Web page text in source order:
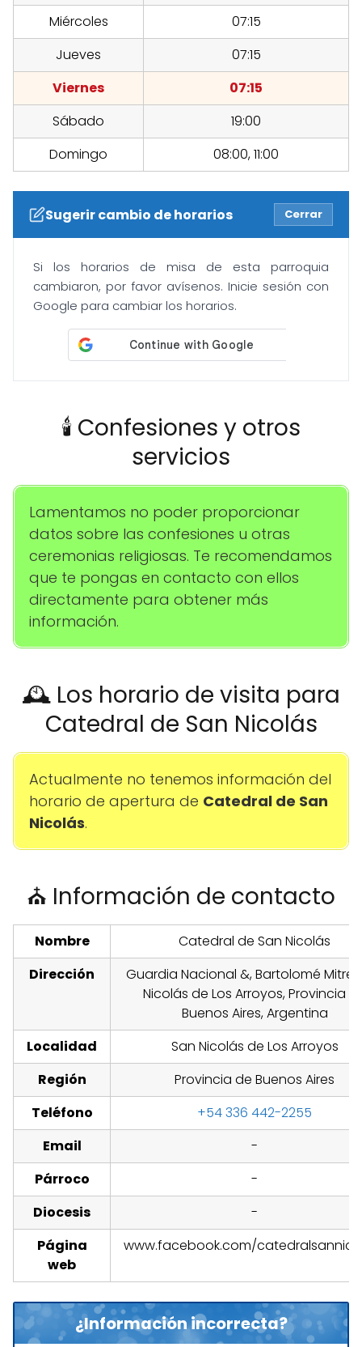
Miércoles
07:15
Jueves
07:15
Viernes
07:15
Sábado
19:00
Domingo
08:00, 11:00
Sugerir cambio de horarios Cerrar
Si los horarios de misa de esta parroquia
cambiaron, por favor avísenos. Inicie sesión con
Google para cambiar los horarios.
🕯️ Confesiones y otros
servicios
Lamentamos no poder proporcionar
datos sobre las confesiones u otras
ceremonias religiosas. Te recomendamos
que te pongas en contacto con ellos
directamente para obtener más
información.
🕰️ Los horario de visita para
Catedral de San Nicolás
Actualmente no tenemos información del
horario de apertura de Catedral de San
Nicolás.
⛪ Información de contacto
Nombre
Catedral de San Nicolás
Dirección
Guardia Nacional &, Bartolomé Mitre,
Nicolás de Los Arroyos, Provincia
Buenos Aires, Argentina
Localidad
San Nicolás de Los Arroyos
Región
Provincia de Buenos Aires
Teléfono
+54 336 442-2255
Email
-
Párroco
-
Diocesis
-
Página
web
www.facebook.com/
¿Información incorrecta?